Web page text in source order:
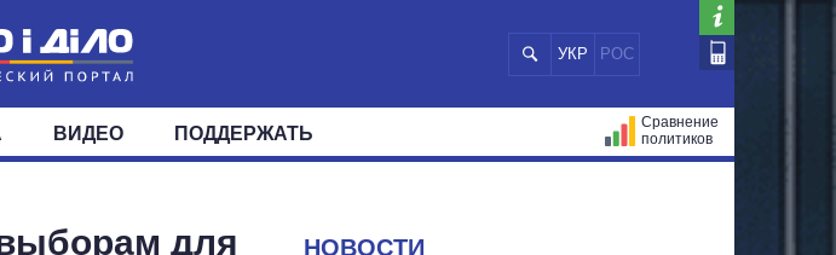
УКР РОС
ОБЩЕСТВО МИР
ФРАКЦИИ ОКРУГА
ВИДЕО ПОДДЕРЖАТЬ
Сравнение
политиков
для
НОВОСТИ